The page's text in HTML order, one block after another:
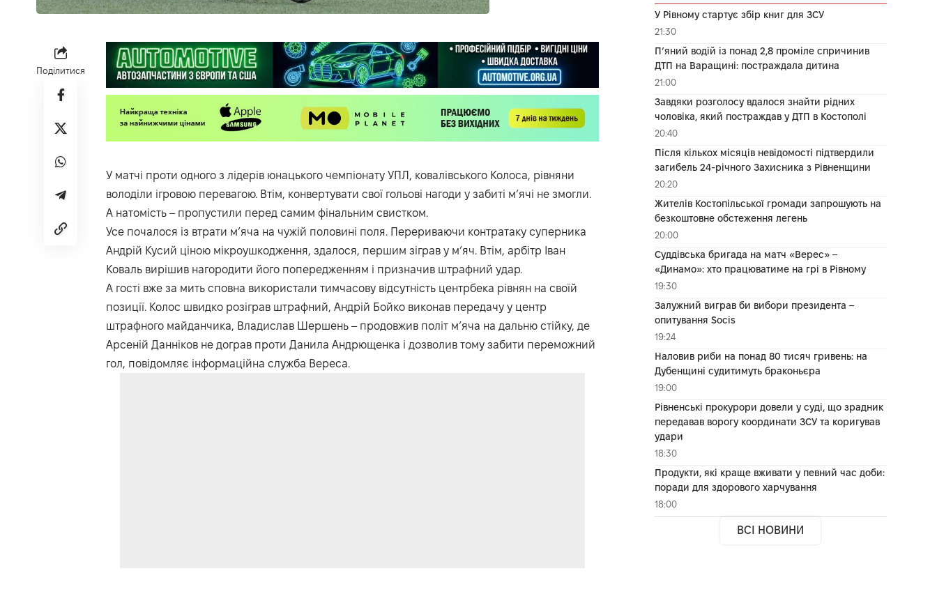
Поділитися
У матчі проти одного з лідерів юнацького чемпіонату УПЛ, ковалівського Колоса, рівняни
володіли ігровою перевагою. Втім, конвертувати свої гольові нагоди у забиті м’ячі не змогли.
А натомість – пропустили перед самим фінальним свистком.
Усе почалося із втрати м’яча на чужій половині поля. Перериваючи контратаку суперника
Андрій Кусий ціною мікроушкодження, здалося, першим зіграв у м’яч. Втім, арбітр Іван
Коваль вирішив нагородити його попередженням і призначив штрафний удар.
А гості вже за мить сповна використали тимчасову відсутність центрбека рівнян на своїй
позиції. Колос швидко розіграв штрафний, Андрій Бойко виконав передачу у центр
штрафного майданчика, Владислав Шершень – продовжив політ м’яча на дальню стійку, де
Арсеній Данніков не дограв проти Данила Андрющенка і дозволив тому забити переможний
гол, повідомляє інформаційна служба Вереса.
У Рівному стартує збір книг для ЗСУ
21:30
П’яний водій із понад 2,8 проміле спричинив
ДТП на Варащині: постраждала дитина
21:00
Завдяки розголосу вдалося знайти рідних
чоловіка, який постраждав у ДТП в Костополі
20:40
Після кількох місяців невідомості підтвердили
загибель 24-річного Захисника з Рівненщини
20:20
Жителів Костопільської громади запрошують на
безкоштовне обстеження легень
20:00
Суддівська бригада на матч «Верес» –
«Динамо»: хто працюватиме на грі в Рівному
19:30
Залужний виграв би вибори президента –
опитування Socis
19:24
Наловив риби на понад 80 тисяч гривень: на
Дубенщині судитимуть браконьєра
19:00
Рівненські прокурори довели у суді, що зрадник
передавав ворогу координати ЗСУ та коригував
удари
18:30
Продукти, які краще вживати у певний час доби:
поради для здорового харчування
18:00
ВСІ НОВИНИ